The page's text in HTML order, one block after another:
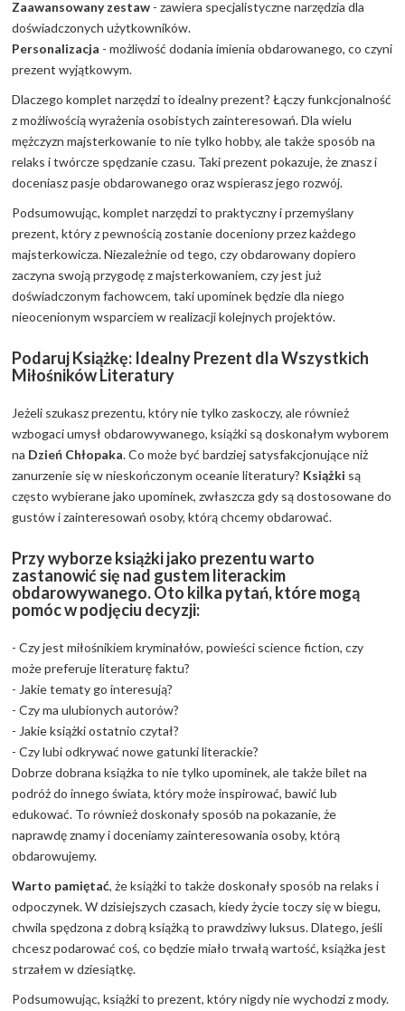
Zaawansowany zestaw - zawiera specjalistyczne narzędzia dla
doświadczonych użytkowników.
Personalizacja - możliwość dodania imienia obdarowanego, co czyni
prezent wyjątkowym.
Dlaczego komplet narzędzi to idealny prezent? Łączy funkcjonalność
z możliwością wyrażenia osobistych zainteresowań. Dla wielu
mężczyzn majsterkowanie to nie tylko hobby, ale także sposób na
relaks i twórcze spędzanie czasu. Taki prezent pokazuje, że znasz i
doceniasz pasje obdarowanego oraz wspierasz jego rozwój.
Podsumowując, komplet narzędzi to praktyczny i przemyślany
prezent, który z pewnością zostanie doceniony przez każdego
majsterkowicza. Niezależnie od tego, czy obdarowany dopiero
zaczyna swoją przygodę z majsterkowaniem, czy jest już
doświadczonym fachowcem, taki upominek będzie dla niego
nieocenionym wsparciem w realizacji kolejnych projektów.
Podaruj Książkę: Idealny Prezent dla Wszystkich
Miłośników Literatury
Jeżeli szukasz prezentu, który nie tylko zaskoczy, ale również
wzbogaci umysł obdarowywanego, książki są doskonałym wyborem
na Dzień Chłopaka. Co może być bardziej satysfakcjonujące niż
zanurzenie się w nieskończonym oceanie literatury? Książki są
często wybierane jako upominek, zwłaszcza gdy są dostosowane do
gustów i zainteresowań osoby, którą chcemy obdarować.
Przy wyborze książki jako prezentu warto
zastanowić się nad gustem literackim
obdarowywanego. Oto kilka pytań, które mogą
pomóc w podjęciu decyzji:
- Czy jest miłośnikiem kryminałów, powieści science fiction, czy
może preferuje literaturę faktu?
- Jakie tematy go interesują?
- Czy ma ulubionych autorów?
- Jakie książki ostatnio czytał?
- Czy lubi odkrywać nowe gatunki literackie?
Dobrze dobrana książka to nie tylko upominek, ale także bilet na
podróż do innego świata, który może inspirować, bawić lub
edukować. To również doskonały sposób na pokazanie, że
naprawdę znamy i doceniamy zainteresowania osoby, którą
obdarowujemy.
Warto pamiętać, że książki to także doskonały sposób na relaks i
odpoczynek. W dzisiejszych czasach, kiedy życie toczy się w biegu,
chwila spędzona z dobrą książką to prawdziwy luksus. Dlatego, jeśli
chcesz podarować coś, co będzie miało trwałą wartość, książka jest
strzałem w dziesiątkę.
Podsumowując, książki to prezent, który nigdy nie wychodzi z mody.